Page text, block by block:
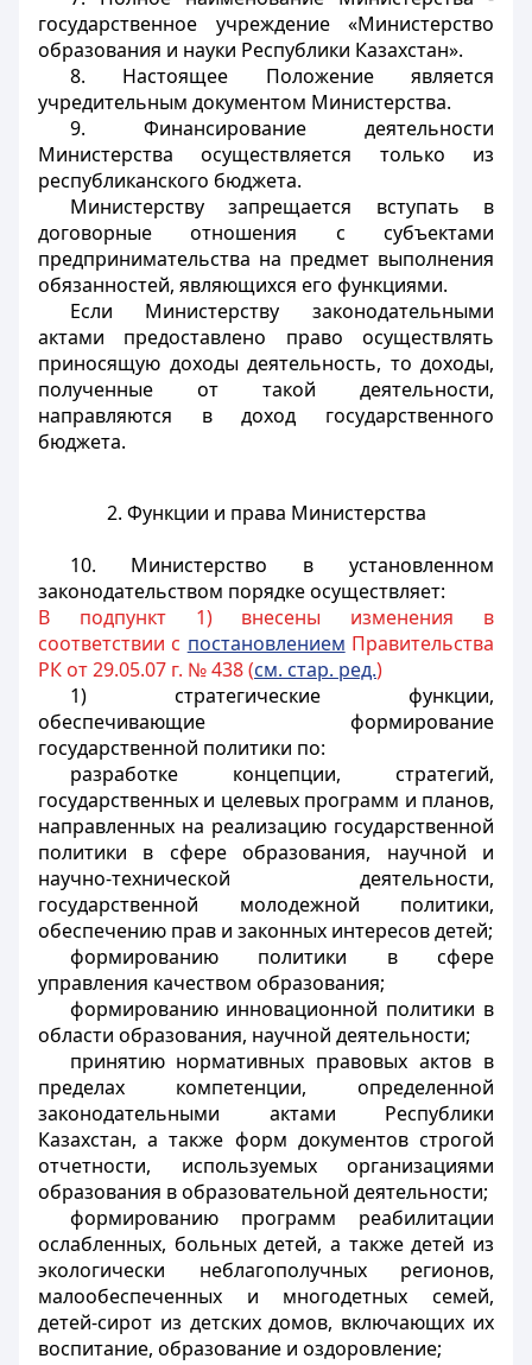
государственное учреждение «Министерство
образования и науки Республики Казахстан».
8. Настоящее Положение является
учредительным документом Министерства.
9. Финансирование деятельности
Министерства осуществляется только из
республиканского бюджета.
Министерству запрещается вступать в
договорные отношения с субъектами
предпринимательства на предмет выполнения
обязанностей, являющихся его функциями.
Если Министерству законодательными
актами предоставлено право осуществлять
приносящую доходы деятельность, то доходы,
полученные от такой деятельности,
направляются в доход государственного
бюджета.
2. Функции и права Министерства
10. Министерство в установленном
законодательством порядке осуществляет:
В подпункт 1) внесены изменения в
соответствии с постановлением Правительства
РК от 29.05.07 г. № 438 (см. стар. ред.)
1) стратегические функции,
обеспечивающие формирование
государственной политики по:
разработке концепции, стратегий,
государственных и целевых программ и планов,
направленных на реализацию государственной
политики в сфере образования, научной и
научно-технической деятельности,
государственной молодежной политики,
обеспечению прав и законных интересов детей;
формированию политики в сфере
управления качеством образования;
формированию инновационной политики в
области образования, научной деятельности;
принятию нормативных правовых актов в
пределах компетенции, определенной
законодательными актами Республики
Казахстан, а также форм документов строгой
отчетности, используемых организациями
образования в образовательной деятельности;
формированию программ реабилитации
ослабленных, больных детей, а также детей из
экологически неблагополучных регионов,
малообеспеченных и многодетных семей,
детей-сирот из детских домов, включающих их
воспитание, образование и оздоровление;